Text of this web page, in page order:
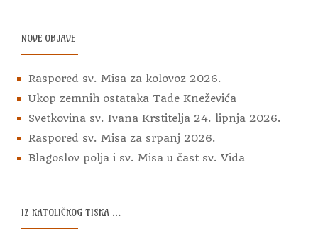
NOVE OBJAVE
Raspored sv. Misa za kolovoz 2026.
Ukop zemnih ostataka Tade Kneževića
Svetkovina sv. Ivana Krstitelja 24. lipnja 2026.
Raspored sv. Misa za srpanj 2026.
Blagoslov polja i sv. Misa u čast sv. Vida
IZ KATOLIČKOG TISKA …